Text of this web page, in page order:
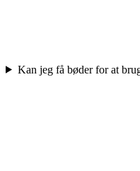
Kan jeg få bøder for at